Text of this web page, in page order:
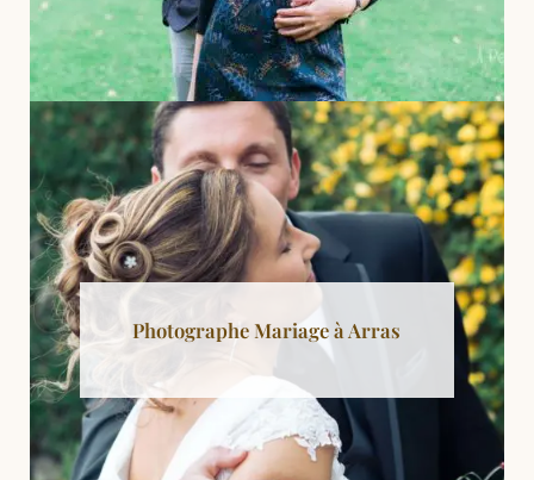
Photographe Mariage à Arras